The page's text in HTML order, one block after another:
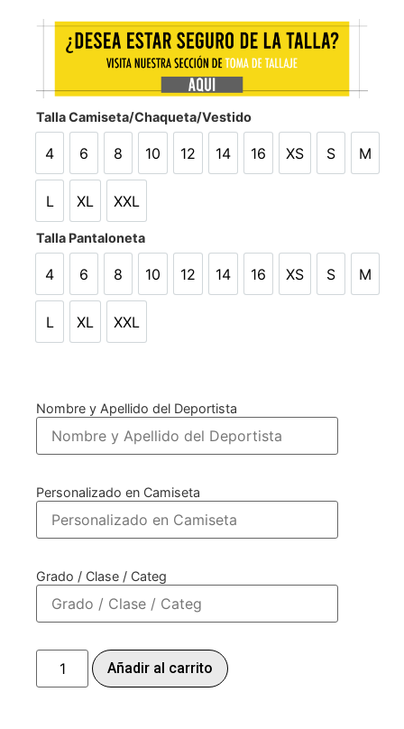
Talla Camiseta/Chaqueta/Vestido
4
4
6
6
8
8
10
10
12
12
14
14
16
16
XS
XS
S
S
M
M
L
L
XL
XL
XXL
XXL
Talla Pantaloneta
4
4
6
6
8
8
10
10
12
12
14
14
16
16
XS
XS
S
S
M
M
L
L
XL
XL
XXL
XXL
Nombre y Apellido del Deportista
Personalizado en Camiseta
Grado / Clase / Categ
Añadir al carrito